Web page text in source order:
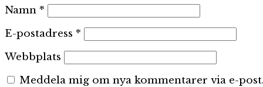
Namn *
E-postadress *
Webbplats
Meddela mig om nya kommentarer via e-post.